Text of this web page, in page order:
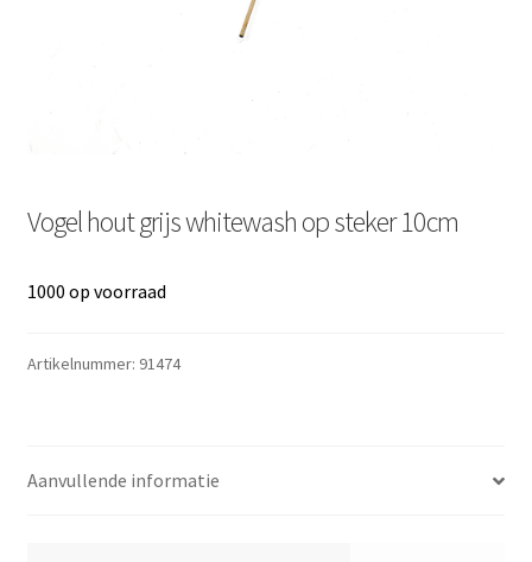
Vogel hout grijs whitewash op steker 10cm
1000 op voorraad
Artikelnummer: 91474
Aanvullende informatie